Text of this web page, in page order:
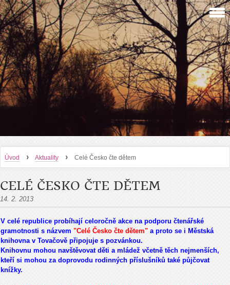
Úvod › Aktuality › Celé Česko čte dětem
CELÉ ČESKO ČTE DĚTEM
14. 2. 2013
V celé republice probíhají celoročně akce na podporu čtenářské
gramotnosti s názvem "Celé Česko čte dětem" a proto se i Městská
knihovna v Tovačově připojuje s pozvánkou.
Knihovnu mohou navštěvovat děti a mládež včetně těch nejmenších,
kteří si mohou za doprovodu rodinných příslušníků také půjčovat
knížky.